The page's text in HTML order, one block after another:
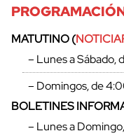
MATUTINO (
– Lunes a Sábado,
– Domingos, de
BOLETINES
– Lunes a